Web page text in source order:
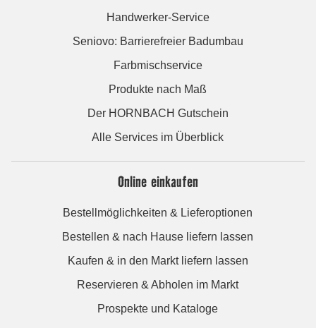
Handwerker-Service
Seniovo: Barrierefreier Badumbau
Farbmischservice
Produkte nach Maß
Der HORNBACH Gutschein
Alle Services im Überblick
Online einkaufen
Bestellmöglichkeiten & Lieferoptionen
Bestellen & nach Hause liefern lassen
Kaufen & in den Markt liefern lassen
Reservieren & Abholen im Markt
Prospekte und Kataloge